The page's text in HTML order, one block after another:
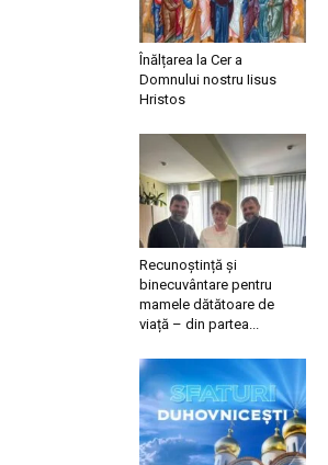
Înălțarea la Cer a
Domnului nostru Iisus
Hristos
Recunoștință și
binecuvântare pentru
mamele dătătoare de
viață – din partea...